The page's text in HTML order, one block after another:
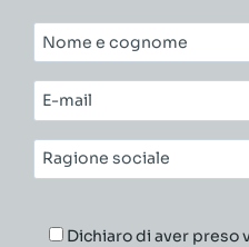
Nome
e
cognome*
E-
mail*
Ragione
sociale*
Dichiaro di aver preso